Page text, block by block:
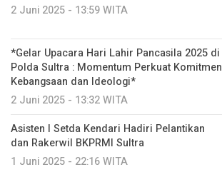
2 Juni 2025 - 13:59 WITA
*Gelar Upacara Hari Lahir Pancasila 2025 di
Polda Sultra : Momentum Perkuat Komitmen
Kebangsaan dan Ideologi*
2 Juni 2025 - 13:32 WITA
Asisten I Setda Kendari Hadiri Pelantikan
dan Rakerwil BKPRMI Sultra
1 Juni 2025 - 22:16 WITA